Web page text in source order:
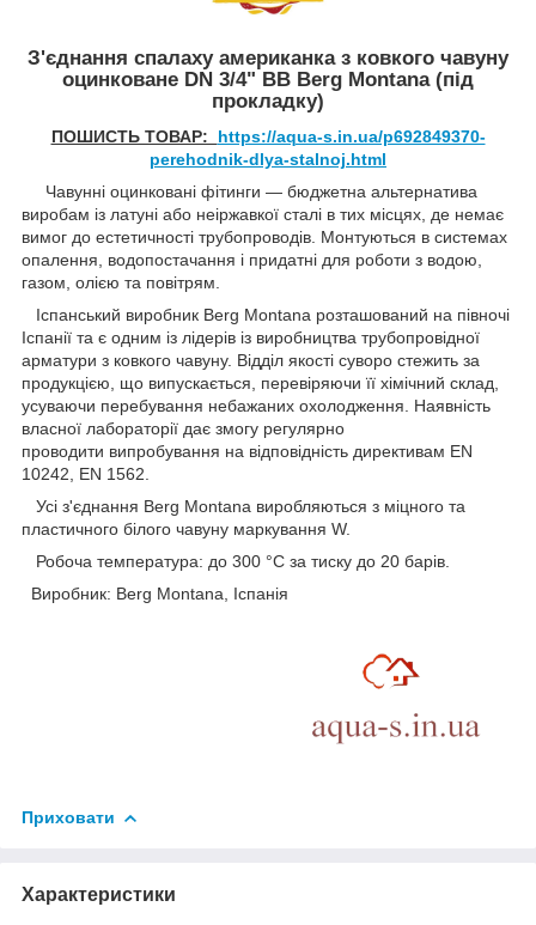
З'єднання спалаху американка з ковкого чавуну
оцинковане DN 3/4" ВВ Berg Montana (під
прокладку)
ПОШИСТЬ ТОВАР: https://aqua-s.in.ua/p692849370-
perehodnik-dlya-stalnoj.html
Чавунні оцинковані фітинги — бюджетна альтернатива
виробам із латуні або неіржавкої сталі в тих місцях, де немає
вимог до естетичності трубопроводів. Монтуються в системах
опалення, водопостачання і придатні для роботи з водою,
газом, олією та повітрям.
Іспанський виробник Berg Montana розташований на півночі
Іспанії та є одним із лідерів із виробництва трубопровідної
арматури з ковкого чавуну. Відділ якості суворо стежить за
продукцією, що випускається, перевіряючи її хімічний склад,
усуваючи перебування небажаних охолодження. Наявність
власної лабораторії дає змогу регулярно
проводити випробування на відповідність директивам EN
10242, EN 1562.
Усі з'єднання Berg Montana виробляються з міцного та
пластичного білого чавуну маркування W.
Робоча температура: до 300 °C за тиску до 20 барів.
Виробник: Berg Montana, Іспанія
Приховати
Характеристики